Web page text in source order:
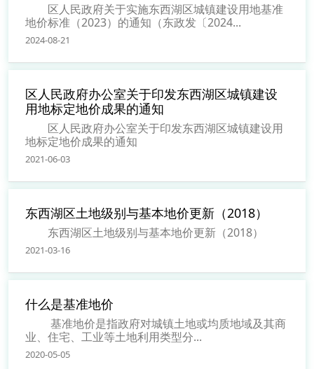
区人民政府关于实施东西湖区城镇建设用地基准
地价标准（2023）的通知（东政发〔2024...
2024-08-21
区人民政府办公室关于印发东西湖区城镇建设
用地标定地价成果的通知
区人民政府办公室关于印发东西湖区城镇建设用
地标定地价成果的通知
2021-06-03
东西湖区土地级别与基本地价更新（2018）
东西湖区土地级别与基本地价更新（2018）
2021-03-16
什么是基准地价
基准地价是指政府对城镇土地或均质地域及其商
业、住宅、工业等土地利用类型分...
2020-05-05